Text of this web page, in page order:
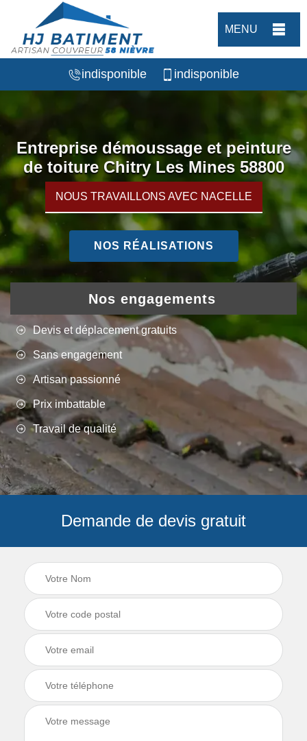
MENU
indisponible indisponible
Entreprise démoussage et peinture
de toiture Chitry Les Mines 58800
NOUS TRAVAILLONS AVEC NACELLE
NOS RÉALISATIONS
Nos engagements
Devis et déplacement gratuits
Sans engagement
Artisan passionné
Prix imbattable
Travail de qualité
Demande de devis gratuit